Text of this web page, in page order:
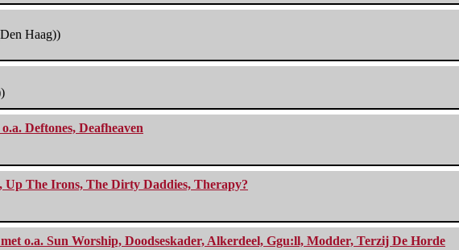
Haag))
Deftones, Deafheaven
Up The Irons, The Dirty Daddies, Therapy?
o.a. Sun Worship, Doodseskader, Alkerdeel, Ggu:ll, Modder, Terzij De Horde